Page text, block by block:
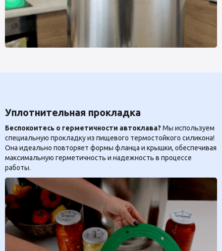
Уплотнительная прокладка
Беспокоитесь о герметичности автоклава? Мы используем
специальную прокладку из пищевого термостойкого силикона!
Она идеально повторяет формы фланца и крышки, обеспечивая
максимальную герметичность и надежность в процессе
работы.